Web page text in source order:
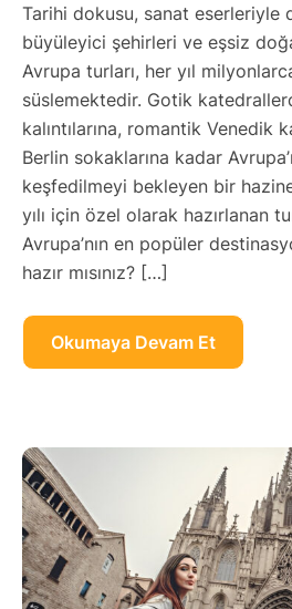
Tarihi dokusu, sanat eserleriyle
büyüleyici şehirleri ve eşsiz
Avrupa turları, her yıl
süslemektedir. Gotik
kalıntılarına, romantik Venedik
Berlin sokaklarına kadar
keşfedilmeyi bekleyen bir
yılı için özel olarak hazırlanan
Avrupa’nın en popüler
hazır mısınız? […]
Okumaya Devam Et